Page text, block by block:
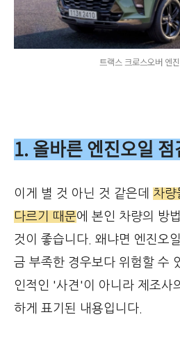
트랙스 크로스오버 엔
1. 올바른 엔진오일 점
이게 별 것 아닌 것 같은데 차량
다르기 때문에 본인 차량의 방
것이 좋습니다. 왜냐면 엔진오
금 부족한 경우보다 위험할 수
인적인 '사견'이 아니라 제조사
하게 표기된 내용입니다.